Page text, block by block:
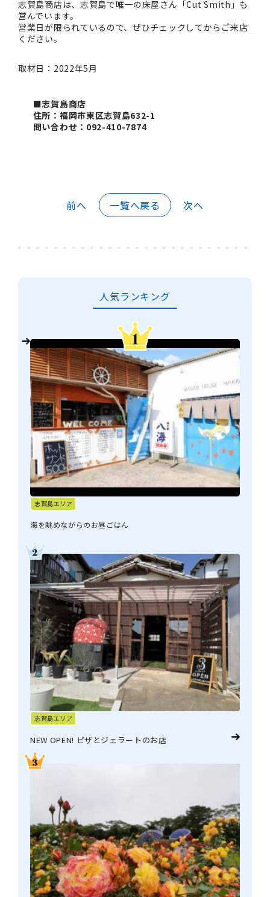
志賀島商店は、志賀島で唯一の床屋さん「Cut Smith」も
営んでいます。
営業日が限られているので、ぜひチェックしてからご来店
ください。
取材日：2022年5月
■志賀島商店
住所：福岡市東区志賀島632-1
問い合わせ：092-410-7874
前へ 一覧へ戻る 次へ
人気ランキング
志賀島エリア
海を眺めながらのお昼ごはん
志賀島エリア
NEW OPEN! ピザとジェラートのお店